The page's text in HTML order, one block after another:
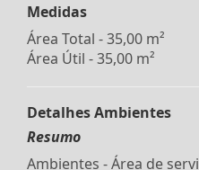
Medidas
Área Total - 35,00 m²
Área Útil - 35,00 m²
Detalhes Ambientes
Resumo
Ambientes - Área de